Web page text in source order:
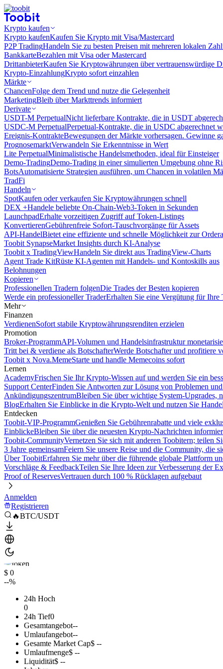
Krypto kaufen
Krypto kaufenKaufen Sie Krypto mit Visa/Mastercard
P2P TradingHandeln Sie zu besten Preisen mit mehreren lokalen
BankkarteBezahlen mit Visa oder Mastercard
DrittanbieterKaufen Sie Kryptowährungen über vertrauenswürdige
Krypto-EinzahlungKrypto sofort einzahlen
Märkte
ChancenFolge dem Trend und nutze die Gelegenheit
MarketingBleib über Markttrends informiert
Derivate
USDT-M PerpetualNicht lieferbare Kontrakte, die in USDT
USDC-M PerpetualPerpetual-Kontrakte, die in USDC abgerechnet
Ereignis-KontrakteBewegungen der Märkte vorhersagen. Gewinne
PrognosemarktVerwandeln Sie Erkenntnisse in Wert
Lite PerpetualMinimalistische Handelsmethoden, ideal für Einsteiger
Demo-TradingDemo-Trading in einer simulierten Umgebung ohne
BotsAutomatisierte Strategien ausführen, um Chancen in volatilen
TradFi
Handeln
SpotKaufen oder verkaufen Sie Kryptowährungen schnell
DEX +Handele beliebte On-Chain-Web3-Token in Sekunden
LaunchpadErhalte vorzeitigen Zugriff auf Token-Listings
KonvertierenGebührenfreie Sofort-Tauschvorgänge für Assets
API-HandelBietet eine effiziente und schnelle Möglichkeit zur
Toobit SynapseMarket Insights durch KI-Analyse
Toobit x TradingViewHandeln Sie direkt aus TradingView-Charts
Agent Trade KitRüste KI-Agenten mit Handels- und Kontoskills aus
Belohnungen
Kopieren
Professionellen Tradern folgenDie Trades der Besten kopieren
Werde ein professioneller TraderErhalten Sie eine Vergütung für Ihre
Mehr
Finanzen
VerdienenSofort stabile Kryptowährungsrenditen erzielen
Promotion
Broker-ProgrammAPI-Volumen und Handelsinfrastruktur
Tritt bei & verdiene als BotschafterWerde Botschafter und profitiere
Toobit x Nova.MemeStarte und handle Memecoins sofort
Lernen
AcademyFrischen Sie Ihr Krypto-Wissen auf und werden Sie ein
Support CenterFinden Sie Antworten zur Lösung von Problemen
AnkündigungszentrumBleiben Sie über wichtige System-Upgrades,
BlogErhalten Sie Einblicke in die Krypto-Welt und nutzen Sie
Entdecken
Toobit-VIP-ProgrammGenießen Sie Gebührenrabatte und viele
EinblickeBleiben Sie über die neuesten Krypto-Nachrichten
Toobit-CommunityVernetzen Sie sich mit anderen Toobitern; teilen
3 Jahre gemeinsamFeiern Sie unsere Reise und die Community, die
Über ToobitErfahren Sie mehr über die führende globale Plattform
Vorschläge & FeedbackTeilen Sie Ihre Ideen zur Verbesserung der
Proof of ReservesVertrauen durch 100 % Rücklagen aufgebaut
Anmelden
Registrieren
🔥BTC/USDT
$ 0
--%
24h Hoch
0
24h Tief0
Gesamtangebot--
Umlaufangebot--
Gesamte Market Cap$ --
Umlaufmenge$ --
Liquidität$ --